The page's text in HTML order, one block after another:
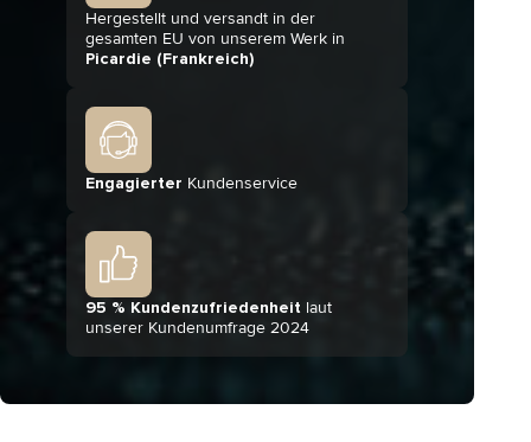
Hergestellt und versandt in der
gesamten EU von unserem Werk in
Picardie (Frankreich)
Engagierter Kundenservice
95 % Kundenzufriedenheit laut
unserer Kundenumfrage 2024